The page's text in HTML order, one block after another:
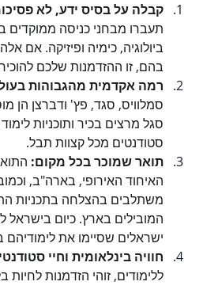
קבלה על בסיס ידע, לא
תעברו מבחני כניסה ממוקדים
ביולוגיה, כימיה ופיזיקה. אם
בהם, זו ההזדמנות שלכם
רמה אקדמית מהגבוהות
סמלוויס, סגד, פץ' ודברצן הן
סגל מרצים בכיר ותוכניות
סטודנטים מכל קצוות תבל.
תואר שמוכר בכל מקום:
האיחוד האירופי, בארה"ב,
משתלבים בהצלחה בתכניות
ישראלים שסיימו את
חוויה בינלאומית וחיי
ללימודים, זוהי הזדמנות לחיות